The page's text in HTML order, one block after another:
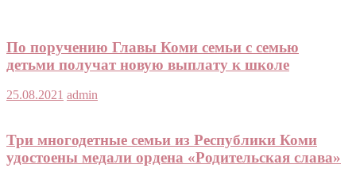
По поручению Главы Коми семьи с семью
детьми получат новую выплату к школе
25.08.2021 admin
Три многодетные семьи из Республики Коми
удостоены медали ордена «Родительская слава»